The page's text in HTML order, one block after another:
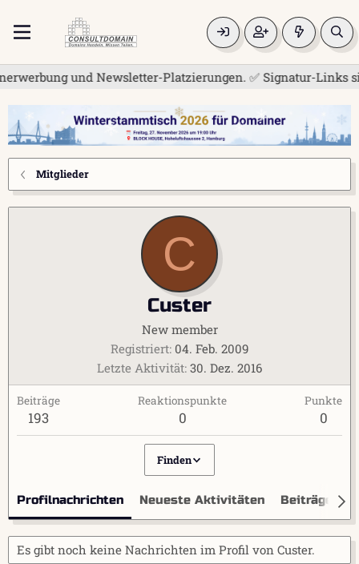
und Newsletter-Platzierungen. ✅ Signatur-Links
Mitglieder
C
Custer
New member
Registriert 04. Feb. 2009
Letzte Aktivität 30. Dez. 2016
Beiträge
193
Reaktionspunkte
0
Punkte
0
Finden
Profilnachrichten Neueste Aktivitäten Beiträge
Es gibt noch keine Nachrichten im Profil von Custer.